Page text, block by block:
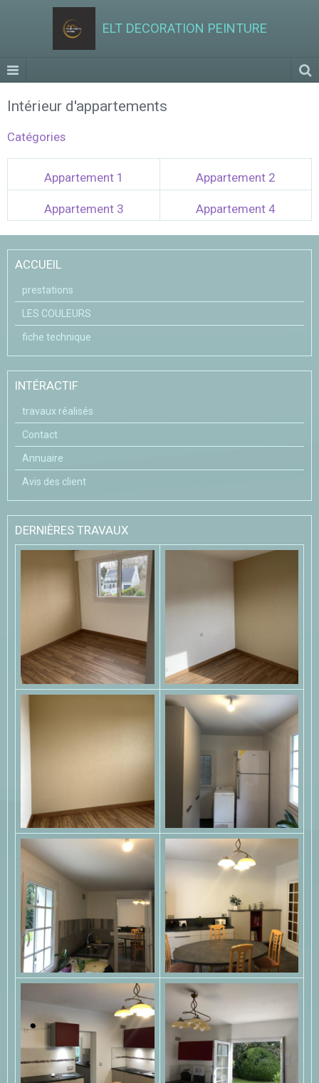
ELT DECORATION PEINTURE
Intérieur d'appartements
Catégories
Appartement 1 Appartement 2
Appartement 3 Appartement 4
ACCUEIL
prestations
LES COULEURS
fiche technique
INTÉRACTIF
travaux réalisés
Contact
Annuaire
Avis des client
DERNIÈRES TRAVAUX